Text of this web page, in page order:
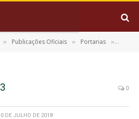
» Publicações Oficiais » Portarias »
0
DE JULHO DE 2018